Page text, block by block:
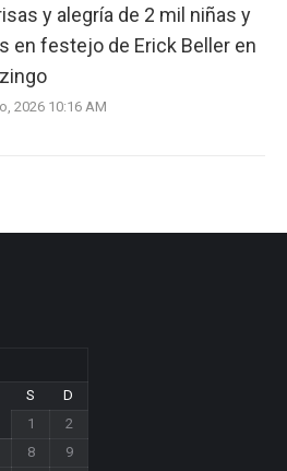
y alegría de 2 mil niñas y
en festejo de Erick Beller en
2026 10:16 AM
S
D
1
2
8
9